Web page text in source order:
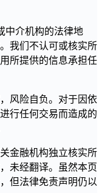
中介机构的法律地
我们不认可或核实所
所提供的信息承担任
风险自负。对于因依
行任何交易而造成的
金融机构独立核实所
未经翻译。虽然本页
但法律免责声明仍以